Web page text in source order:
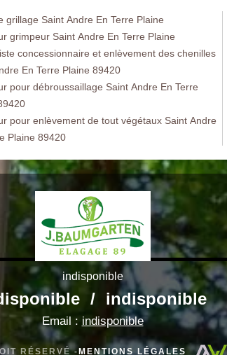
grillage Saint Andre En Terre Plaine
grimpeur Saint Andre En Terre Plaine
concessionnaire et enlèvement des chenilles
En Terre Plaine 89420
pour débroussaillage Saint Andre En Terre
pour enlèvement de tout végétaux Saint Andre
Plaine 89420
indisponible
/ indisponible
Email : indisponible
RÉSERVÉ -MENTIONS LÉGALES